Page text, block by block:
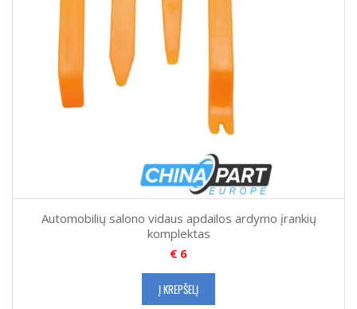
Automobilių salono vidaus apdailos ardymo įrankių
komplektas
€ 6
Į KREPŠELĮ